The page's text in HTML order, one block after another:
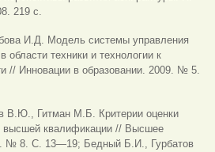
219 с.
И.Д. Модель системы управления
области техники и технологии к
// Инновации в образовании. 2009. № 5.
Гитман М.Б. Критерии оценки
высшей квалификации // Высшее
№ 8. С. 13—19; Бедный Б.И., Гурбатов